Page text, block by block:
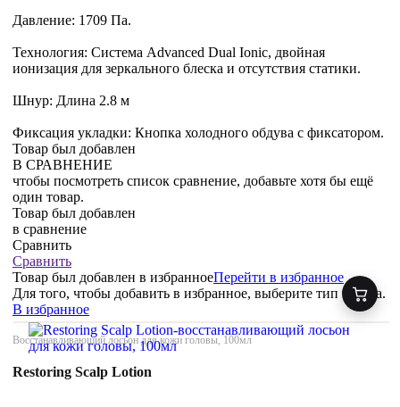
Давление: 1709 Па.
Технология: Система Advanced Dual Ionic, двойная
ионизация для зеркального блеска и отсутствия статики.
Шнур: Длина 2.8 м
Фиксация укладки: Кнопка холодного обдува с фиксатором.
Товар был добавлен
В СРАВНЕНИЕ
чтобы посмотреть список сравнение, добавьте хотя бы ещё
один товар.
Товар был добавлен
в сравнение
Сравнить
Сравнить
Товар был добавлен в избранноеПерейти в избранное
Для того, чтобы добавить в избранное, выберите тип товара.
В избранное
Восстанавливающий лосьон для кожи головы, 100мл
Restoring Scalp Lotion